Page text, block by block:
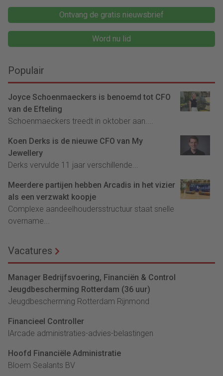
Ontvang de gratis nieuwsbrief
Word nu lid
Populair
Joyce Schoenmaeckers is benoemd tot CFO
van de Efteling
Schoenmaeckers treedt in oktober aan....
Koen Derks is de nieuwe CFO van My
Jewellery
Derks vervulde 11 jaar verschillende...
Meerdere partijen hebben Arcadis in het vizier
als een verzwakt koopje
Complexe aandeelhoudersstructuur staat snelle
overname...
Vacatures
Manager Bedrijfsvoering, Financiën & Control
Jeugdbescherming Rotterdam (36 uur)
Jeugdbescherming Rotterdam Rijnmond
Financieel Controller
lArcade administraties-advies-belastingen
Hoofd Financiële Administratie
Bloem Sealants BV